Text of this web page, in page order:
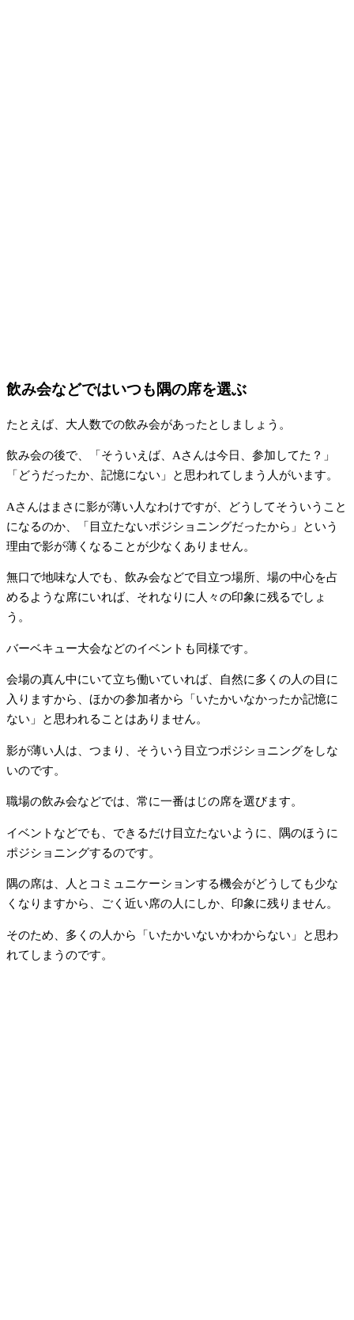
飲み会などではいつも隅の席を選ぶ
たとえば、大人数での飲み会があったとしましょう。
飲み会の後で、「そういえば、Aさんは今日、参加してた？」
「どうだったか、記憶にない」と思われてしまう人がいます。
Aさんはまさに影が薄い人なわけですが、どうしてそういうこと
になるのか、「目立たないポジショニングだったから」という
理由で影が薄くなることが少なくありません。
無口で地味な人でも、飲み会などで目立つ場所、場の中心を占
めるような席にいれば、それなりに人々の印象に残るでしょ
う。
バーベキュー大会などのイベントも同様です。
会場の真ん中にいて立ち働いていれば、自然に多くの人の目に
入りますから、ほかの参加者から「いたかいなかったか記憶に
ない」と思われることはありません。
影が薄い人は、つまり、そういう目立つポジショニングをしな
いのです。
職場の飲み会などでは、常に一番はじの席を選びます。
イベントなどでも、できるだけ目立たないように、隅のほうに
ポジショニングするのです。
隅の席は、人とコミュニケーションする機会がどうしても少な
くなりますから、ごく近い席の人にしか、印象に残りません。
そのため、多くの人から「いたかいないかわからない」と思わ
れてしまうのです。